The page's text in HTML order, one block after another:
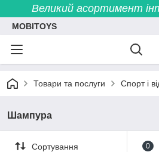
Великий асортимент
MOBITOYS
Товари та послуги Спорт і
Шампура
Сортування 0